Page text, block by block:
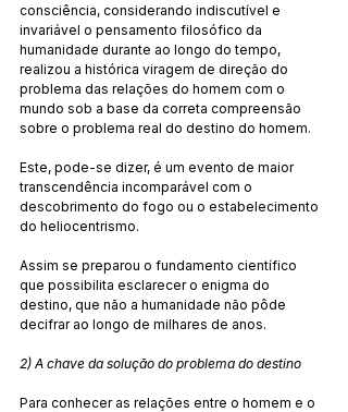
consciência, considerando indiscutível e
invariável o pensamento filosófico da
humanidade durante ao longo do tempo,
realizou a histórica viragem de direção do
problema das relações do homem com o
mundo sob a base da correta compreensão
sobre o problema real do destino do homem.
Este, pode-se dizer, é um evento de maior
transcendência incomparável com o
descobrimento do fogo ou o estabelecimento
do heliocentrismo.
Assim se preparou o fundamento científico
que possibilita esclarecer o enigma do
destino, que não a humanidade não pôde
decifrar ao longo de milhares de anos.
2) A chave da solução do problema do destino
Para conhecer as relações entre o homem e o